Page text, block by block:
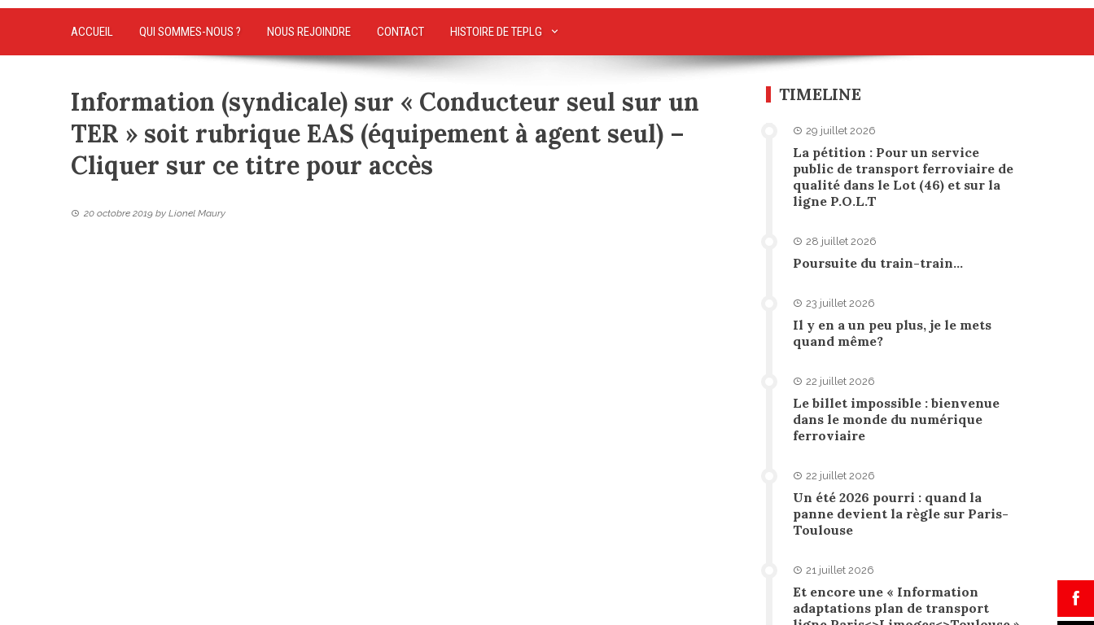
ACCUEIL QUI SOMMES-NOUS ? NOUS REJOINDRE CONTACT HISTOIRE DE TEPLG
Information (syndicale) sur « Conducteur seul sur un
TER » soit rubrique EAS (équipement à agent seul) –
Cliquer sur ce titre pour accès
20 octobre 2019 by Lionel Maury
TIMELINE
29 juillet 2026
La pétition : Pour un service
public de transport ferroviaire de
qualité dans le Lot (46) et sur la
ligne P.O.L.T
28 juillet 2026
Poursuite du train-train…
23 juillet 2026
Il y en a un peu plus, je le mets
quand même?
22 juillet 2026
Le billet impossible : bienvenue
dans le monde du numérique
ferroviaire
22 juillet 2026
Un été 2026 pourri : quand la
panne devient la règle sur Paris-
Toulouse
21 juillet 2026
Et encore une « Information
adaptations plan de transport